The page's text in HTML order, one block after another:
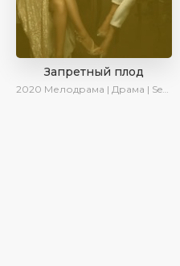
Запретный плод
2020 Мелодрама | Драма | SesDizi